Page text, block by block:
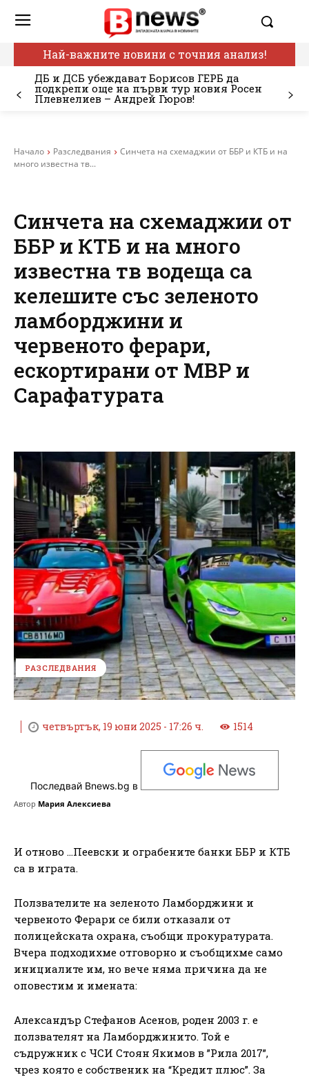
Най-важните новини с точния анализ!
ДБ и ДСБ убеждават Борисов ГЕРБ да
подкрепи още на първи тур новия Росен
Плевнелиев – Андрей Гюров!
Начало Разследвания
Синчета на схемаджии от ББР и КТБ и на
много известна тв...
Синчета на схемаджии от
ББР и КТБ и на много
известна тв водеща са
келешите със зеленото
ламборджини и
червеното ферари,
ескортирани от МВР и
Сарафатурата
РАЗСЛЕДВАНИЯ
четвъртък, 19 юни 2025 - 17:26 ч. 1514
Последвай Bnews.bg в
Автор Мария Алексиева
И отново …Пеевски и ограбените банки ББР и КТБ
са в играта.
Ползвателите на зеленото Ламборджини и
червеното Ферари се били отказали от
полицейската охрана, съобщи прокуратурата.
Вчера подходихме отговорно и съобщихме само
инициалите им, но вече няма причина да не
оповестим и имената:
Александър Стефанов Асенов, роден 2003 г. е
ползвателят на Ламборджинито. Той е
съдружник с ЧСИ Стоян Якимов в ”Рила 2017”,
чрез която е собственик на “Кредит плюс”. За